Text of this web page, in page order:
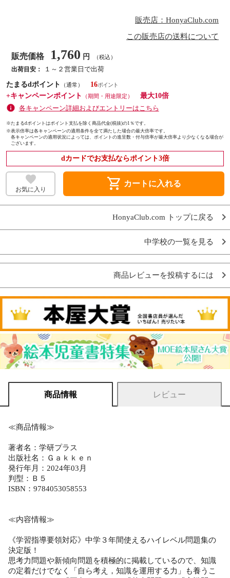
販売店：HonyaClub.com
この販売店の送料について
販売価格 1,760 円 （税込）
出荷目安：
１～２営業日で出荷
たまるdポイント
（通常）
16
+キャンペーンポイント
（期間・用途限定）
最大10倍
各キャンペーン詳細およびエントリーはこちら
※たまるdポイントはポイント支払を除く商品代金(税抜)の1％です。
※表示倍率は各キャンペーンの適用条件を全て満たした場合の最大倍率です。
各キャンペーンの適用状況によっては、ポイントの進呈数・付与倍率が最大倍率より少なくなる場合が
ございます。
dカードでお支払ならポイント3倍
お気に入り shopping_cart カートに入れる
HonyaClub.com トップに戻る
中学校の一覧を見る
商品レビューを投稿するには
商品情報 レビュー
≪商品情報≫
著者名：学研プラス
出版社名：Ｇａｋｋｅｎ
発行年月：2024年03月
判型：Ｂ５
ISBN：9784053058553
≪内容情報≫
《学習指導要領対応》中学３年間使えるハイレベル問題集の
決定版！
思考力問題や新傾向問題を積極的に掲載しているので、知識
の定着だけでなく「自ら考え，知識を運用する力」も養うこ